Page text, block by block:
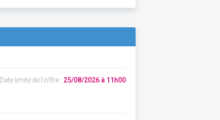
Date limite de l'offre : 25/08/2026 à 11h00